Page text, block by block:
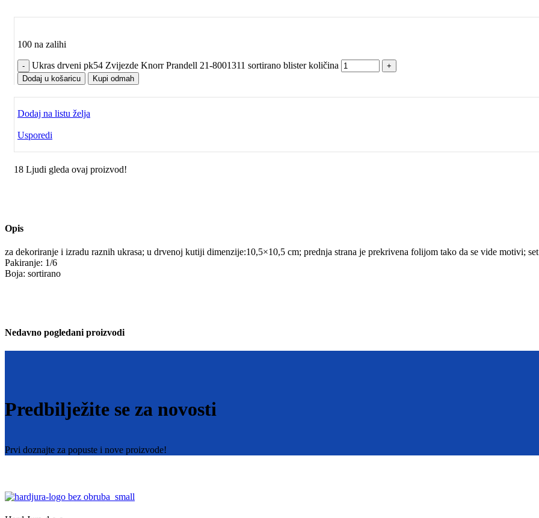
100 na zalihi
Ukras drveni pk54 Zvijezde Knorr Prandell 21-8001311 sortirano blister količina
Dodaj u košaricu Kupi odmah
Dodaj na listu želja
Usporedi
18 Ljudi gleda ovaj proizvod!
Opis
za dekoriranje i izradu raznih ukrasa; u drvenoj kutiji dimenzije:10,5×10,5 cm; prednja strana je prekrivena folijom tako da se vide motivi;
Pakiranje: 1/6
Boja: sortirano
Nedavno pogledani proizvodi
Predbilježite se za novosti
Prvi doznajte za popuste i nove proizvode!